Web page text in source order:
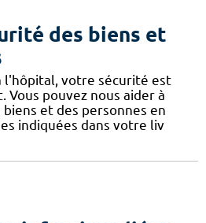
des biens et
l'hôpital, votre sécurité est
Vous pouvez nous aider à
et des personnes en
indiquées dans votre liv